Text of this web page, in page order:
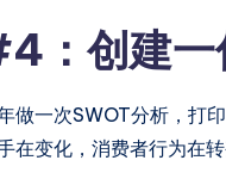
：创建一
做一次SWOT分析，打
在变化，消费者行为在